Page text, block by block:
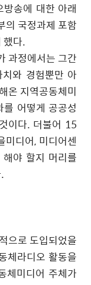
송에 대한 아래
의 국정과제 포함
했다.
과정에서는 그간
와 경험뿐만 아
온 지역공동체미
어떻게 공공성
이다. 더불어 15
미디어, 미디어센
야 할지 머리를
.
으로 도입되었을
체라디오 활동을
체미디어 주체가